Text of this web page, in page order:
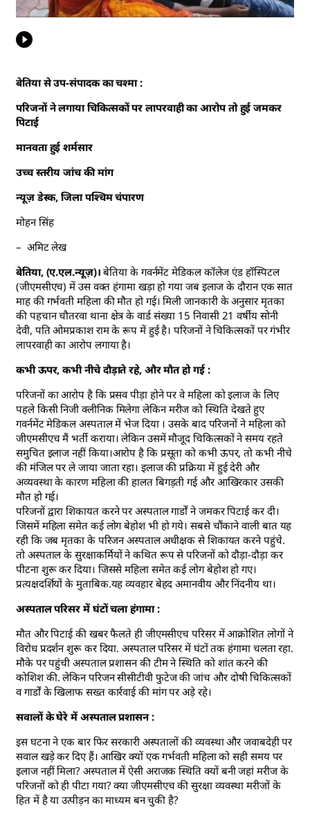
बेतिया से उप-संपादक का चश्मा :
परिजनों ने लगाया चिकित्सकों पर लापरवाही का आरोप तो हुई जमकर
पिटाई
मानवता हुई शर्मसार
उच्च स्तरीय जांच की मांग
न्यूज़ डेस्क, जिला पश्चिम चंपारण
मोहन सिंह
– अमिट लेख
बेतिया, (ए.एल.न्यूज़)। बेतिया के गवर्नमेंट मेडिकल कॉलेज एंड हॉस्पिटल
(जीएमसीएच) में उस वक्त हंगामा खड़ा हो गया जब इलाज के दौरान एक सात
माह की गर्भवती महिला की मौत हो गई। मिली जानकारी के अनुसार मृतका
की पहचान चौतरवा थाना क्षेत्र के वार्ड संख्या 15 निवासी 21 वर्षीय सोनी
देवी, पति ओमप्रकाश राम के रूप में हुई है। परिजनों ने चिकित्सकों पर गंभीर
लापरवाही का आरोप लगाया है।
कभी ऊपर, कभी नीचे दौड़ाते रहे, और मौत हो गई :
परिजनों का आरोप है कि प्रसव पीड़ा होने पर वे महिला को इलाज के लिए
पहले किसी निजी क्लीनिक मिलेगा लेकिन मरीज को स्थिति देखते हुए
गवर्नमेंट मेडिकल अस्पताल में भेज दिया । उसके बाद परिजनों ने महिला को
जीएमसीएच मैं भर्ती कराया। लेकिन उसमें मौजूद चिकित्सकों ने समय रहते
समुचित इलाज नहीं किया।आरोप है कि प्रसूता को कभी ऊपर, तो कभी नीचे
की मंजिल पर ले जाया जाता रहा। इलाज की प्रक्रिया में हुई देरी और
अव्यवस्था के कारण महिला की हालत बिगड़ती गई और आखिरकार उसकी
मौत हो गई।
परिजनों द्वारा शिकायत करने पर अस्पताल गार्डों ने जमकर पिटाई कर दी।
जिसमें महिला समेत कई लोग बेहोश भी हो गये। सबसे चौंकाने वाली बात यह
रही कि जब मृतका के परिजन अस्पताल अधीक्षक से शिकायत करने पहुंचे.
तो अस्पताल के सुरक्षाकर्मियों ने कथित रूप से परिजनों को दौड़ा-दौड़ा कर
पीटना शुरू कर दिया। जिससे महिला समेत कई लोग बेहोश हो गए।
प्रत्यक्षदर्शियों के मुताबिक.यह व्यवहार बेहद अमानवीय और निंदनीय था।
अस्पताल परिसर में घंटों चला हंगामा :
मौत और पिटाई की खबर फैलते ही जीएमसीएच परिसर में आक्रोशित लोगों ने
विरोध प्रदर्शन शुरू कर दिया. अस्पताल परिसर में घंटों तक हंगामा चलता रहा.
मौके पर पहुंची अस्पताल प्रशासन की टीम ने स्थिति को शांत करने की
कोशिश की. लेकिन परिजन सीसीटीवी फुटेज की जांच और दोषी चिकित्सकों
व गार्डों के खिलाफ सख्त कार्रवाई की मांग पर अड़े रहे।
सवालों के घेरे में अस्पताल प्रशासन :
इस घटना ने एक बार फिर सरकारी अस्पतालों की व्यवस्था और जवाबदेही पर
सवाल खड़े कर दिए हैं। आखिर क्यों एक गर्भवती महिला को सही समय पर
इलाज नहीं मिला? अस्पताल में ऐसी अराजक स्थिति क्यों बनी जहां मरीज के
परिजनों को ही पीटा गया? क्या जीएमसीएच की सुरक्षा व्यवस्था मरीजों के
हित में है या उत्पीड़न का माध्यम बन चुकी है?